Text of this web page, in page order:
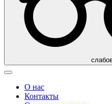
О нас
Контакты